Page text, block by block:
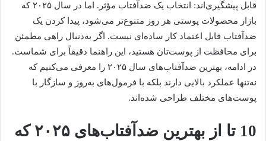
قابل پیشگیری‌اند: انتخاب یک ضدآفتاب مؤثر. اما در سال ۲۰۲۵ که
بازار محصولات پوستی هر روز متنوع‌تر می‌شود، پیدا کردن یک
ضدآفتاب قابل اعتماد کار ساده‌ای نیست. اگر به‌دنبال راهی مطمئن
برای محافظت از پوست‌تان هستید، این راهنما دقیقاً برای شماست.
در ادامه، بهترین ضدآفتاب‌های سال ۲۰۲۵ را معرفی می‌کنیم که
نه‌تنها عملکرد بالایی دارند بلکه با فرمول‌های به‌روز و سازگار با
پوست‌های مختلف طراحی شده‌اند.
10 تا از بهترین ضدآفتاب‌های ۲۰۲۵ که